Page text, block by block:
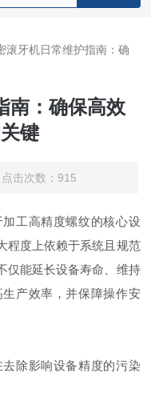
滚牙机日常维护指南：确
南：确保高效
键
击次数：915
工高精度螺纹的核心设
程度上依赖于系统且规范
仅能延长设备寿命、维持
产效率，并保障操作安
除影响设备精度的污染